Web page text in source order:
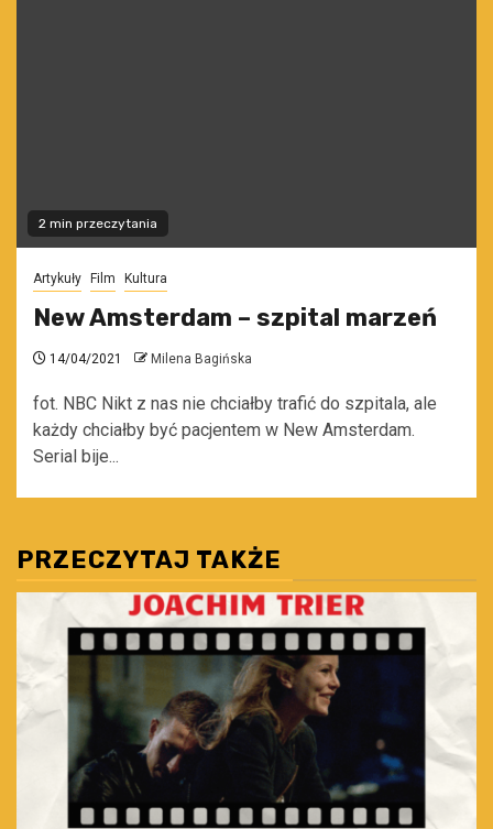
2 min przeczytania
Artykuły Film Kultura
New Amsterdam – szpital marzeń
14/04/2021 Milena Bagińska
fot. NBC Nikt z nas nie chciałby trafić do szpitala, ale
każdy chciałby być pacjentem w New Amsterdam.
Serial bije...
PRZECZYTAJ TAKŻE